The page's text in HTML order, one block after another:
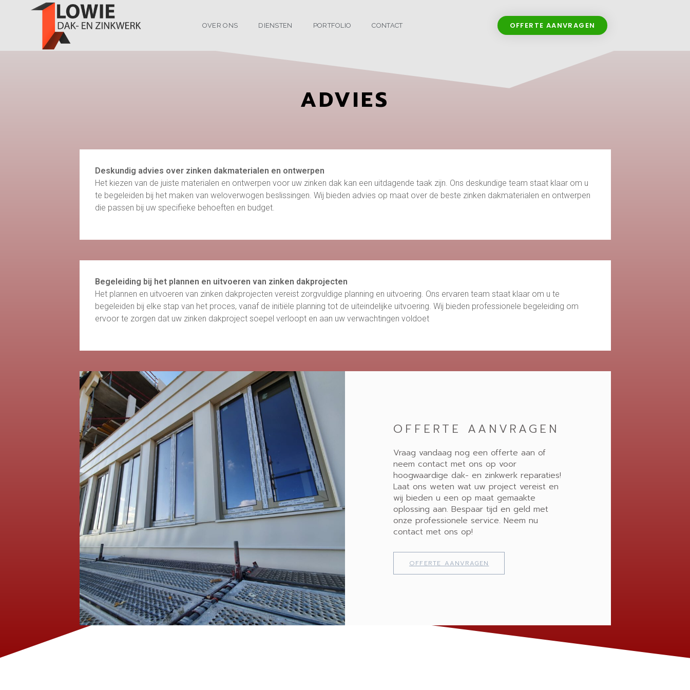
OVER ONS DIENSTEN PORTFOLIO CONTACT OFFERTE AANVRAGEN
ADVIES
Deskundig advies over zinken dakmaterialen en ontwerpen
Het kiezen van de juiste materialen en ontwerpen voor uw zinken dak kan een uitdagende taak zijn. Ons deskundige team staat klaar om u
te begeleiden bij het maken van weloverwogen beslissingen. Wij bieden advies op maat over de beste zinken dakmaterialen en ontwerpen
die passen bij uw specifieke behoeften en budget.
Begeleiding bij het plannen en uitvoeren van zinken dakprojecten
Het plannen en uitvoeren van zinken dakprojecten vereist zorgvuldige planning en uitvoering. Ons ervaren team staat klaar om u te
begeleiden bij elke stap van het proces, vanaf de initiële planning tot de uiteindelijke uitvoering. Wij bieden professionele begeleiding om
ervoor te zorgen dat uw zinken dakproject soepel verloopt en aan uw verwachtingen voldoet
OFFERTE AANVRAGEN
Vraag vandaag nog een offerte aan of
neem contact met ons op voor
hoogwaardige dak- en zinkwerk reparaties!
Laat ons weten wat uw project vereist en
wij bieden u een op maat gemaakte
oplossing aan. Bespaar tijd en geld met
onze professionele service. Neem nu
contact met ons op!
OFFERTE AANVRAGEN